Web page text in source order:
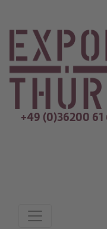
+49 (0)36200